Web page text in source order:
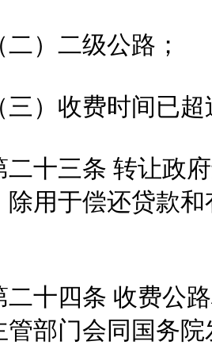
二级公路；
收费时间已超
三条 转让政府
除用于偿还贷款
四条 收费公路
管部门会同国务